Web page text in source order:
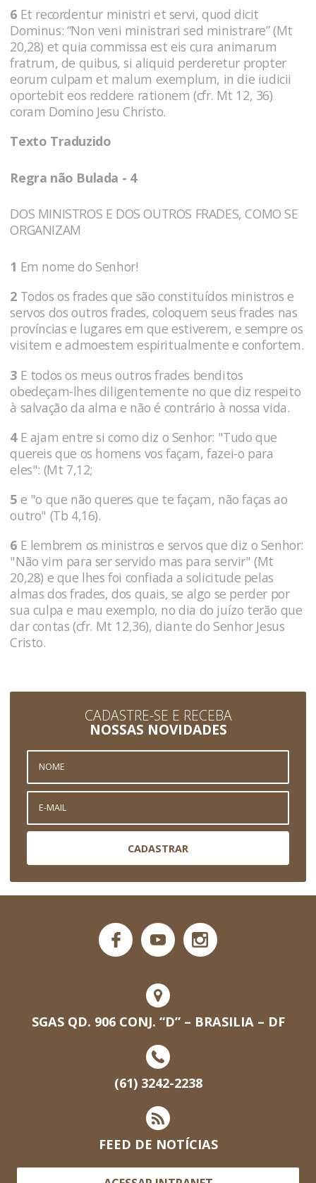
6 Et recordentur ministri et servi, quod dicit
Dominus: “Non veni ministrari sed ministrare” (Mt
20,28) et quia commissa est eis cura animarum
fratrum, de quibus, si aliquid perderetur propter
eorum culpam et malum exemplum, in die iudicii
oportebit eos reddere rationem (cfr. Mt 12, 36)
coram Domino Jesu Christo.
Texto Traduzido
Regra não Bulada - 4
DOS MINISTROS E DOS OUTROS FRADES, COMO SE
ORGANIZAM
1 Em nome do Senhor!
2 Todos os frades que são constituídos ministros e
servos dos outros frades, coloquem seus frades nas
províncias e lugares em que estiverem, e sempre os
visitem e admoestem espiritualmente e confortem.
3 E todos os meus outros frades benditos
obedeçam-lhes diligentemente no que diz respeito
à salvação da alma e não é contrário à nossa vida.
4E ajam entre si como diz o Senhor: "Tudo que
quereis que os homens vos façam, fazei-o para
eles": (Mt 7,12;
5 e "o que não queres que te façam, não faças ao
outro" (Tb 4,16).
6 E lembrem os ministros e servos que diz o Senhor:
"Não vim para ser servido mas para servir" (Mt
20,28) e que lhes foi confiada a solicitude pelas
almas dos frades, dos quais, se algo se perder por
sua culpa e mau exemplo, no dia do juízo terão que
dar contas (cfr. Mt 12,36), diante do Senhor Jesus
Cristo.
CADASTRE-SE E RECEBA
NOSSAS NOVIDADES
CADASTRAR
SGAS QD. 906 CONJ. “D” – BRASILIA – DF
(61) 3242-2238
FEED DE NOTÍCIAS